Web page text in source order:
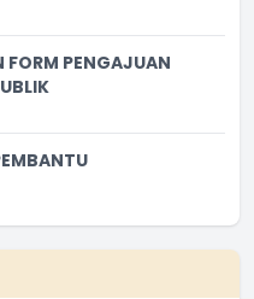
FORM PENGAJUAN